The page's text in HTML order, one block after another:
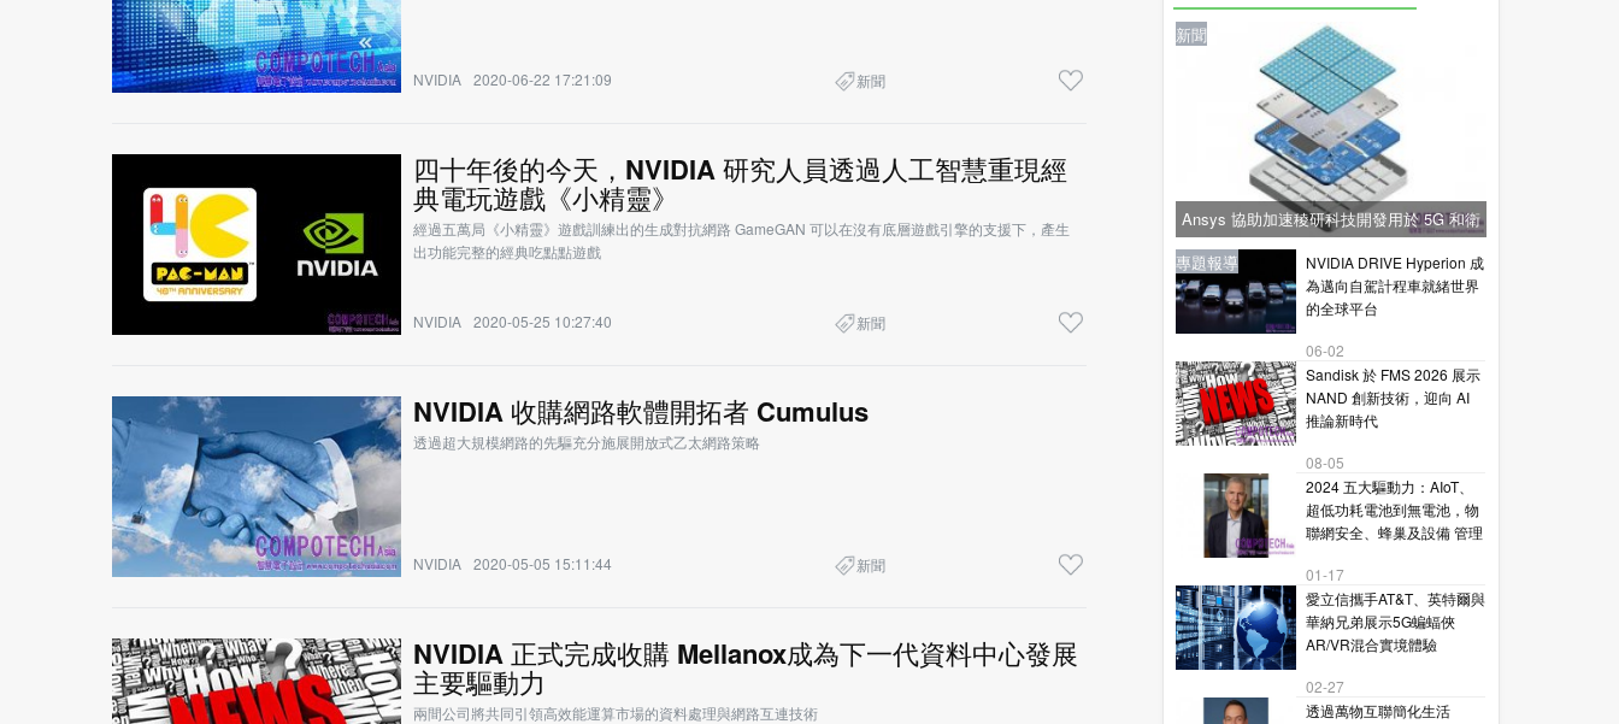
NVIDIA 2020-06-22 17:21:09 新聞
四十年後的今天，NVIDIA 研究人員透過人工智慧重現經
典電玩遊戲《小精靈》
經過五萬局《小精靈》遊戲訓練出的生成對抗網路 GameGAN 可以在沒有底層遊戲引擎的支援下，產生
出功能完整的經典吃點點遊戲
NVIDIA 2020-05-25 10:27:40 新聞
NVIDIA 收購網路軟體開拓者 Cumulus
透過超大規模網路的先驅充分施展開放式乙太網路策略
NVIDIA 2020-05-05 15:11:44 新聞
NVIDIA 正式完成收購 Mellanox成為下一代資料中心發展
主要驅動力
兩間公司將共同引領高效能運算市場的資料處理與網路互連技術
新聞
Ansys 協助加速稜研科技開發用於 5G 和衛
星通訊的下一代毫米波技術
新聞
NVIDIA DRIVE Hyperion 成
為邁向自駕計程車就緒世界
的全球平台
06-02
新聞
Sandisk 於 FMS 2026 展示
NAND 創新技術，迎向 AI
推論新時代
08-05
專題報導
2024 五大驅動力：AIoT、
超低功耗電池到無電池，物
聯網安全、蜂巢及設備 管理
01-17
新聞
愛立信攜手AT&T、英特爾與
華納兄弟展示5G蝙蝠俠
AR/VR混合實境體驗
02-27
專題報導
透過萬物互聯簡化生活